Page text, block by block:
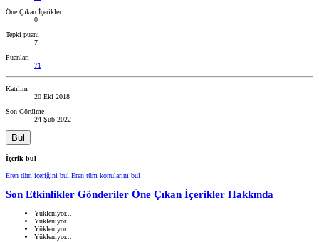
Öne Çıkan İçerikler
0
Tepki puanı
7
Puanları
71
Katılım
20 Eki 2018
Son Görülme
24 Şub 2022
Bul
İçerik bul
Eren tüm içeriğini bul Eren tüm konularını bul
Son Etkinlikler Gönderiler Öne Çıkan İçerikler Hakkında
Yükleniyor...
Yükleniyor...
Yükleniyor...
Yükleniyor...